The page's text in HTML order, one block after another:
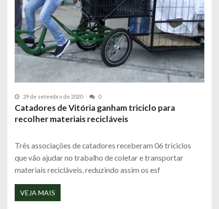
29 de setembro de 2020 0
Catadores de Vitória ganham triciclo para
recolher materiais recicláveis
Três associações de catadores receberam 06 triciclos
que vão ajudar no trabalho de coletar e transportar
materiais recicláveis, reduzindo assim os esf
VEJA MAIS